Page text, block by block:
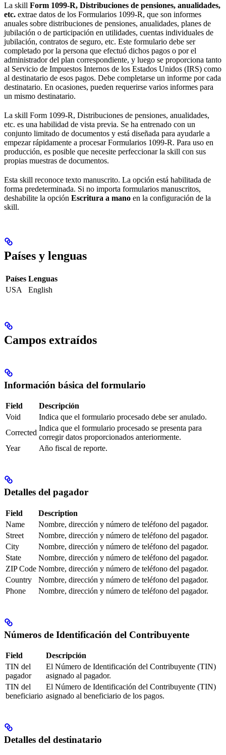
La skill Form 1099-R, Distribuciones de pensiones, anualidades,
etc. extrae datos de los Formularios 1099-R, que son informes
anuales sobre distribuciones de pensiones, anualidades, planes de
jubilación o de participación en utilidades, cuentas individuales de
jubilación, contratos de seguro, etc. Este formulario debe ser
completado por la persona que efectuó dichos pagos o por el
administrador del plan correspondiente, y luego se proporciona tanto
al Servicio de Impuestos Internos de los Estados Unidos (IRS) como
al destinatario de esos pagos. Debe completarse un informe por cada
destinatario. En ocasiones, pueden requerirse varios informes para
un mismo destinatario.
La skill Form 1099-R, Distribuciones de pensiones, anualidades,
etc. es una habilidad de vista previa. Se ha entrenado con un
conjunto limitado de documentos y está diseñada para ayudarle a
empezar rápidamente a procesar Formularios 1099-R. Para uso en
producción, es posible que necesite perfeccionar la skill con sus
propias muestras de documentos.
Esta skill reconoce texto manuscrito. La opción está habilitada de
forma predeterminada. Si no importa formularios manuscritos,
deshabilite la opción Escritura a mano en la configuración de la
skill.
Países y lenguas
Países Lenguas
USA
English
Campos extraídos
Información básica del formulario
Field
Descripción
Void
Indica que el formulario procesado debe ser anulado.
Corrected
Indica que el formulario procesado se presenta para
corregir datos proporcionados anteriormente.
Year
Año fiscal de reporte.
Detalles del pagador
Field
Description
Name
Nombre, dirección y número de teléfono del pagador.
Street
Nombre, dirección y número de teléfono del pagador.
City
Nombre, dirección y número de teléfono del pagador.
State
Nombre, dirección y número de teléfono del pagador.
ZIP Code Nombre, dirección y número de teléfono del pagador.
Country
Nombre, dirección y número de teléfono del pagador.
Phone
Nombre, dirección y número de teléfono del pagador.
Números de Identificación del Contribuyente
Field
Descripción
TIN del
pagador
El Número de Identificación del Contribuyente (TIN)
asignado al pagador.
TIN del
beneficiario
El Número de Identificación del Contribuyente (TIN)
asignado al beneficiario de los pagos.
Detalles del destinatario